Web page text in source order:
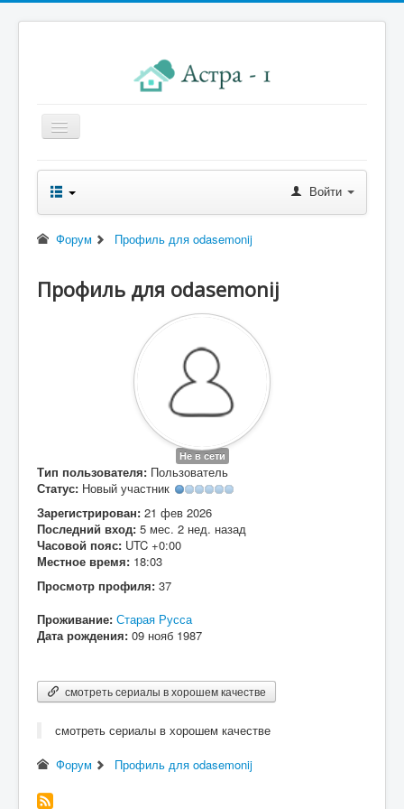
Главная
Новости правления
Начисления к оплате
Реквизиты
Войти
Форум Профиль для odasemonij
Профиль для odasemonij
Не в сети
Тип пользователя: Пользователь
Статус: Новый участник
Зарегистрирован: 21 фев 2026
Последний вход: 5 мес. 2 нед. назад
Часовой пояс: UTC +0:00
Местное время: 18:03
Просмотр профиля: 37
Проживание: Старая Русса
Дата рождения: 09 нояб 1987
смотреть сериалы в хорошем качестве
смотреть сериалы в хорошем качестве
Форум
Профиль для odasemonij